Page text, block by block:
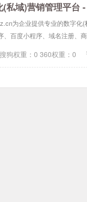
(私域)营销管理平台
为企业提供专业的数字化
、百度小程序、域名注册、
狗权重：0 360权重：0